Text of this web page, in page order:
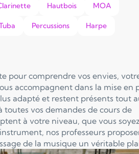
Hautbois MOA
Percussions Harpe
pour comprendre vos envies,
accompagnent dans la mise en
adapté et restent présents tout
vos demandes de cours de
à votre niveau, que vous
nos professeurs
de la musique un véritable